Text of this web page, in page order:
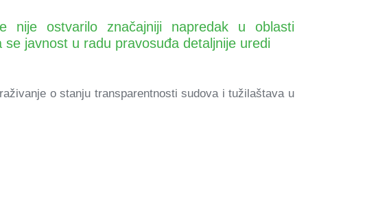
nije ostvarilo značajniji napredak u oblasti
javnost u radu pravosuđa detaljnije uredi
o stanju transparentnosti sudova i tužilaštava u